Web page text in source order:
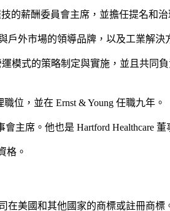
的薪酬委員會主席，並擔任提名和治
戶外市場的領導品牌，以及工業解
模式的策略制定與實施，並且共
位，並在 Ernst & Young 任職九年。
主席。他也是 Hartford Healthcare
格。
在美國和其他國家的商標或註冊商